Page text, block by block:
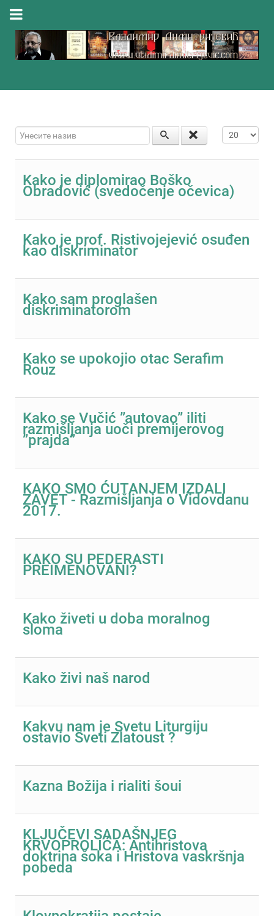
Унесите назив Приказ #
Kako je diplomirao Boško
Obradović (svedočenje očevica)
Kako je prof. Ristivojejević osuđen
kao diskriminator
Kako sam proglašen
diskriminatorom
Kako se upokojio otac Serafim
Rouz
Kako se Vučić ”autovao” iliti
razmišljanja uoči premijerovog
”prajda”
KAKO SMO ĆUTANJEM IZDALI
ZAVET - Razmišljanja o Vidovdanu
2017.
KAKO SU PEDERASTI
PREIMENOVANI?
Kako živeti u doba moralnog
sloma
Kako živi naš narod
Kakvu nam je Svetu Liturgiju
ostavio Sveti Zlatoust ?
Kazna Božija i rialiti šoui
KLJUČEVI SADAŠNJEG
KRVOPROLIĆA: Antihristova
doktrina šoka i Hristova vaskršnja
pobeda